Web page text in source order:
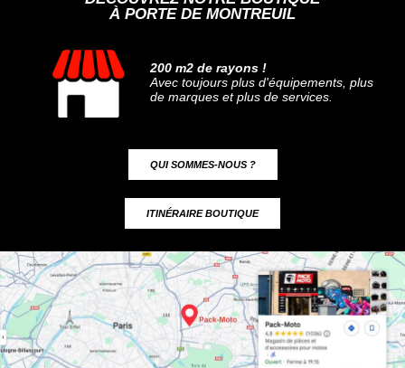
À PORTE DE MONTREUIL
200 m2 de rayons !
Avec toujours plus d'équipements, plus
de marques et plus de services.
QUI SOMMES-NOUS ?
ITINÉRAIRE BOUTIQUE